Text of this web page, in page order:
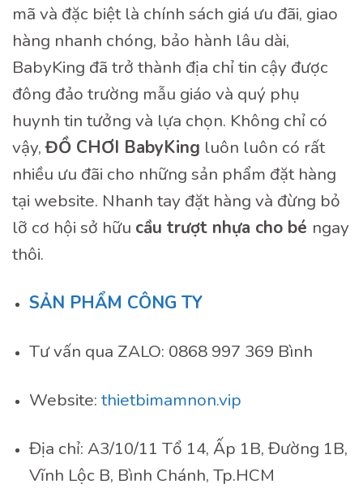
mã và đặc biệt là chính sách giá ưu đãi, giao
hàng nhanh chóng, bảo hành lâu dài,
BabyKing đã trở thành địa chỉ tin cậy được
đông đảo trường mẫu giáo và quý phụ
huynh tin tưởng và lựa chọn. Không chỉ có
vậy,ĐỒ CHƠI BabyKing luôn luôn có rất
nhiều ưu đãi cho những sản phẩm đặt hàng
tại website. Nhanh tay đặt hàng và đừng bỏ
lỡ cơ hội sở hữu cầu trượt nhựa cho bé ngay
thôi.
SẢN PHẨM CÔNG TY
Tư vấn qua ZALO: 0868 997 369 Bình
Website: thietbimamnon.vip
Địa chỉ: A3/10/11 Tổ 14, Ấp 1B, Đường 1B,
Vĩnh Lộc B, Bình Chánh, Tp.HCM